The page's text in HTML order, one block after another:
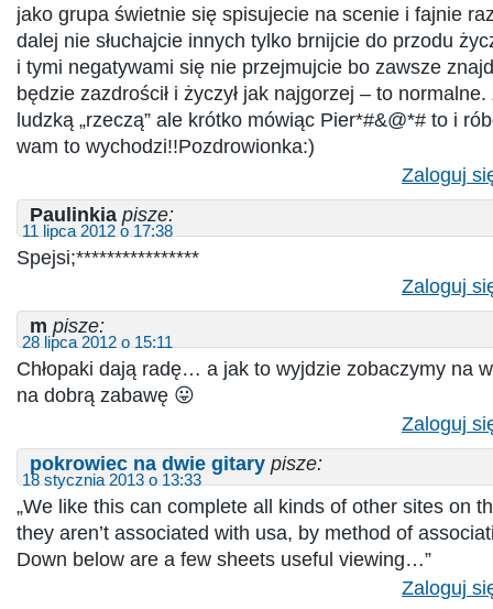
jako grupa świetnie się spisujecie na scenie i fajnie
dalej nie słuchajcie innych tylko brnijcie do przodu
i tymi negatywami się nie przejmujcie bo zawsze
będzie zazdrościł i życzył jak najgorzej – to
ludzką „rzeczą” ale krótko mówiąc Pier*#&@*# to i
wam to wychodzi!!Pozdrowionka:)
Zaloguj
Paulinkia pisze:
11 lipca 2012 o 17:38
Spejsi;****************
Zaloguj
m pisze:
28 lipca 2012 o 15:11
Chłopaki dają radę… a jak to wyjdzie zobaczymy na
na dobrą zabawę 😛
Zaloguj
pokrowiec na dwie gitary pisze:
18 stycznia 2013 o 13:33
„We like this can complete all kinds of other sites on
they aren’t associated with usa, by method of
Down below are a few sheets useful viewing…”
Zaloguj